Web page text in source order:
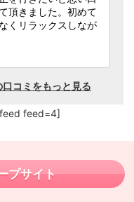
feed=4]
プサイト